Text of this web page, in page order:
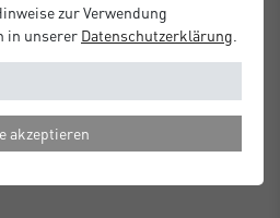
x 84,1 cm (A1)
Farbe: Schwarz
klein und der Spalt zwischen den
die Breite und Tiefe des
beim Versand.
zur Verwendung
in unserer Daten­schutz­erklärung
akzeptieren